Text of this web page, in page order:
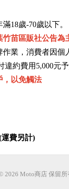
18歲-70歲以下。
竹苗區販社公告為
作業，消費者因個
違約費用5,000元
，以免觸法
費另計)
2026 Moto商店 保留所